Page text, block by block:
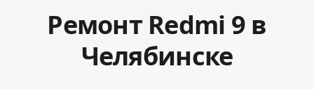
Ремонт Redmi 9 в
Челябинске